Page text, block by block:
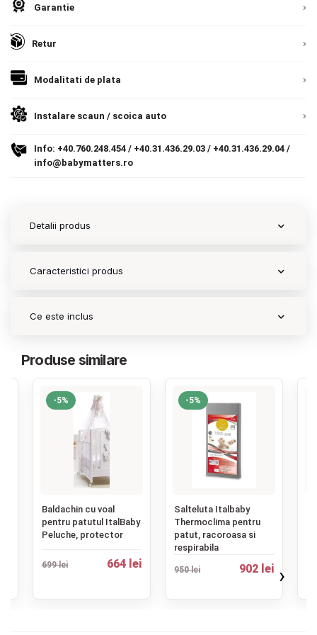
Copyright 2026 BabyMatters
Garantie
Retur
Modalitati de plata
Instalare scaun / scoica auto
Info: +40.760.248.454 / +40.31.436.29.03 / +40.31.436.29.04 /
info@babymatters.ro
Detalii produs
Caracteristici produs
Ce este inclus
Produse similare
-5%
Baldachin cu voal
pentru patutul ItalBaby
Peluche, protector
699 lei 664 lei
-5%
Salteluta Italbaby
Thermoclima pentru
patut, racoroasa si
respirabila
950 lei 902 lei ›